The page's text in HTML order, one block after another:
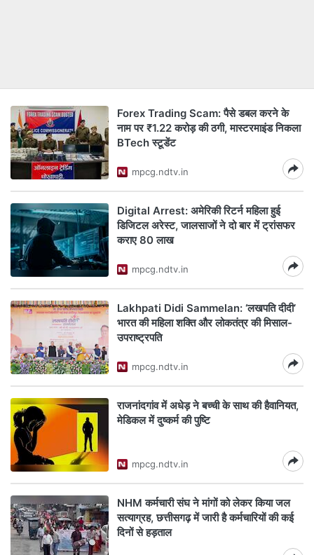
Forex Trading Scam: पैसे डबल करने के
नाम पर ₹1.22 करोड़ की ठगी, मास्टरमाइंड न‍िकला
BTech स्टूडेंट
mpcg.ndtv.in
Digital Arrest: अमेरिकी रिटर्न महिला हुई
डिजिटल अरेस्ट, जालसाजों ने दो बार में ट्रांसफर
कराए 80 लाख
mpcg.ndtv.in
Lakhpati Didi Sammelan: ‘लखपति दीदी’
भारत की महिला शक्ति और लोकतंत्र की मिसाल-
उपराष्ट्रपति
mpcg.ndtv.in
राजनांदगांव में अधेड़ ने बच्ची के साथ की हैवानियत,
मेडिकल में दुष्कर्म की पुष्टि
mpcg.ndtv.in
NHM कर्मचारी संघ ने मांगों को लेकर किया जल
सत्याग्रह, छत्तीसगढ़ में जारी है कर्मचारियों की कई
दिनों से हड़ताल